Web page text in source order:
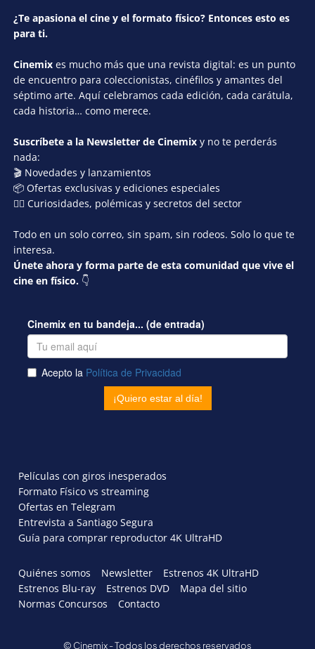
¿Te apasiona el cine y el formato físico? Entonces esto es
para ti.
Cinemix es mucho más que una revista digital: es un punto
de encuentro para coleccionistas, cinéfilos y amantes del
séptimo arte. Aquí celebramos cada edición, cada carátula,
cada historia… como merece.
Suscríbete a la Newsletter de Cinemix y no te perderás
nada:
🎬 Novedades y lanzamientos
📦 Ofertas exclusivas y ediciones especiales
🕵️‍♂️ Curiosidades, polémicas y secretos del sector
Todo en un solo correo, sin spam, sin rodeos. Solo lo que te
interesa.
Únete ahora y forma parte de esta comunidad que vive el
cine en físico. 👇
Películas con giros inesperados
Formato Físico vs streaming
Ofertas en Telegram
Entrevista a Santiago Segura
Guía para comprar reproductor 4K UltraHD
Quiénes somos Newsletter
Estrenos 4K UltraHD
Estrenos Blu-ray
Estrenos DVD
Mapa del sitio
Normas Concursos
Contacto
© Cinemix - Todos los derechos reservados